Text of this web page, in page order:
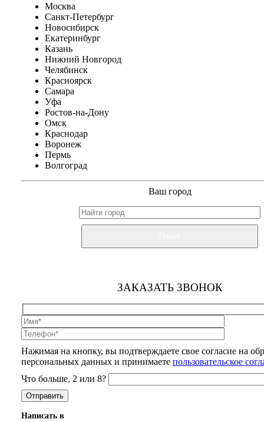
Москва
Санкт-Петербург
Новосибирск
Екатеринбург
Казань
Нижний Новгород
Челябинск
Красноярск
Самара
Уфа
Ростов-на-Дону
Омск
Краснодар
Воронеж
Пермь
Волгоград
Ваш город
ЗАКАЗАТЬ ЗВОНОК
Нажимая на кнопку, вы подтверждаете свое согласие на
персональных данных и принимаете пользовательское
Что больше, 2 или 8?
Написать в